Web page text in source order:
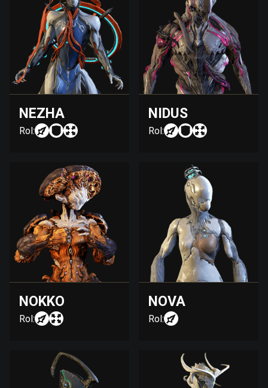
NEZHA
Rol:
NIDUS
Rol:
NOKKO
Rol:
NOVA
Rol: